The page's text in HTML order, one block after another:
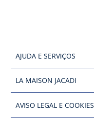
AJUDA E SERVIÇOS
LA MAISON JACADI
AVISO LEGAL E COOKIES